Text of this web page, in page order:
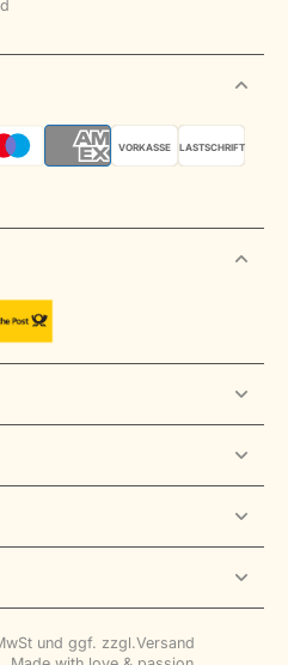
VORKASSE LASTSCHRIFT
und ggf. zzgl.Versand